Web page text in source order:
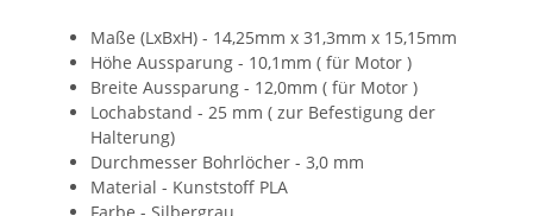
Maße (LxBxH) - 14,25mm x 31,3mm x 15,15mm
Höhe Aussparung - 10,1mm ( für Motor )
Breite Aussparung - 12,0mm ( für Motor )
Lochabstand - 25 mm ( zur Befestigung der
Halterung)
Durchmesser Bohrlöcher - 3,0 mm
Material - Kunststoff PLA